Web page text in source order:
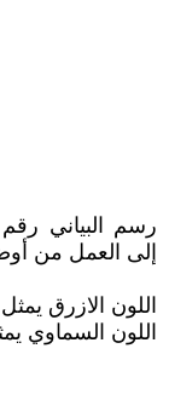
إلى العمل من
اللون الازرق
اللون السماوي